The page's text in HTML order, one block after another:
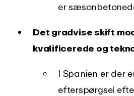
er
Det gradvise skift
kvalificerede og
I Spanien er der
efterspørgsel